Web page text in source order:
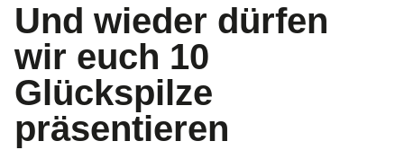
Und wieder dürfen
wir euch 10
Glückspilze
präsentieren